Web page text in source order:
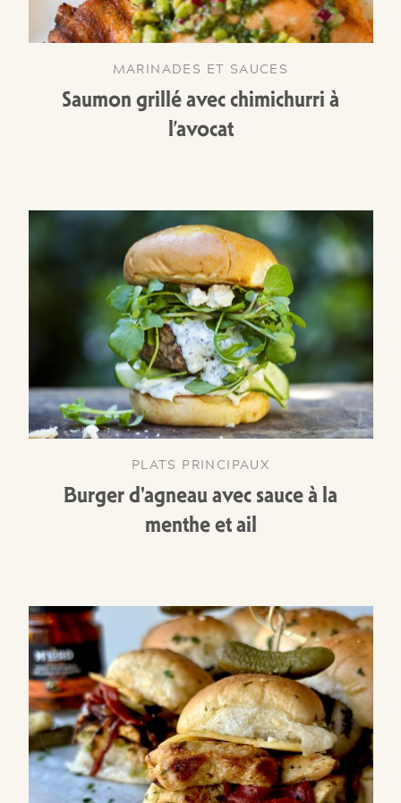
MARINADES ET SAUCES
Saumon grillé avec chimichurri à
l’avocat
PLATS PRINCIPAUX
Burger d'agneau avec sauce à la
menthe et ail